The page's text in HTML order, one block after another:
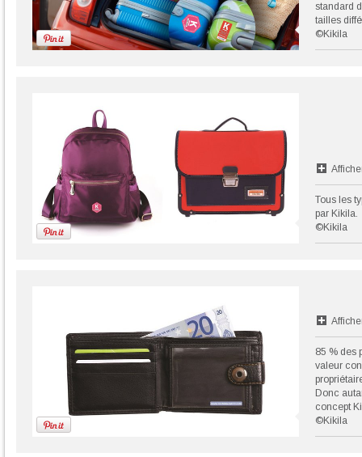
standard
tailles
©Kikila
Tous les
par Kikila.
©Kikila
85 % des
valeur
Donc
concept
©Kikila